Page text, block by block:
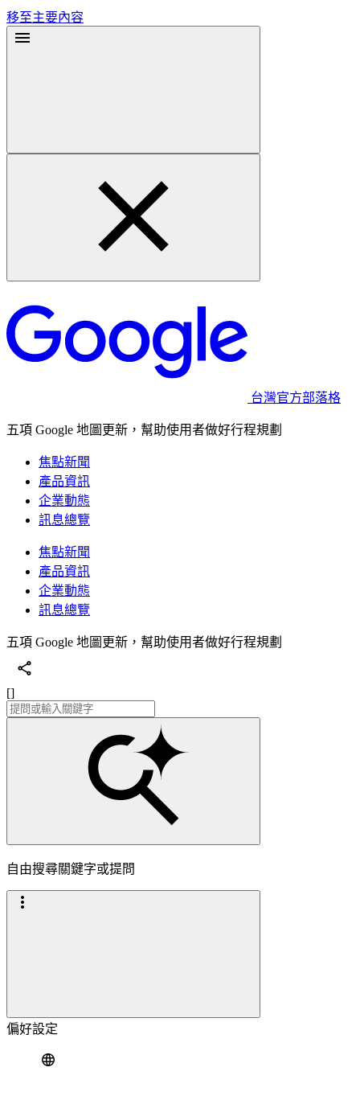
移至主要內容
台灣官方部落格
五項 Google 地圖更新，幫助使用者做好行程規劃
焦點新聞
產品資訊
企業動態
訊息總覽
焦點新聞
產品資訊
企業動態
訊息總覽
五項 Google 地圖更新，幫助使用者做好行程規劃
[]
自由搜尋關鍵字或提問
偏好設定